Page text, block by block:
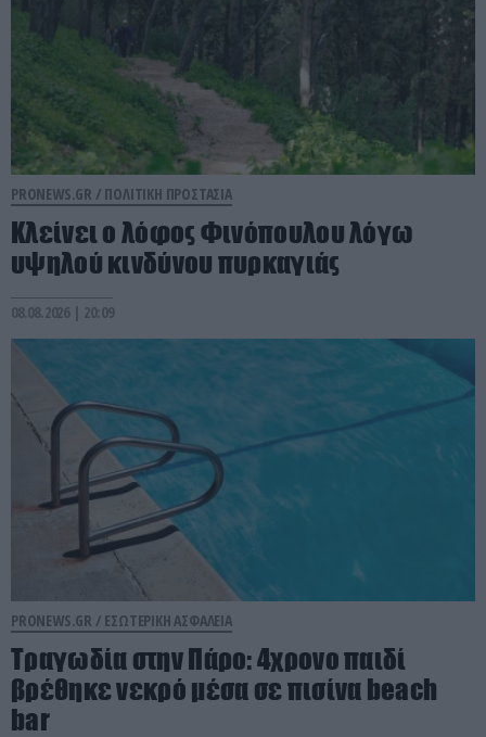
PRONEWS.GR / ΠΟΛΙΤΙΚΗ ΠΡΟΣΤΑΣΙΑ
Κλείνει ο λόφος Φινόπουλου λόγω
υψηλού κινδύνου πυρκαγιάς
08.08.2026 | 20:09
PRONEWS.GR / ΕΣΩΤΕΡΙΚΗ ΑΣΦΑΛΕΙΑ
Τραγωδία στην Πάρο: 4χρονο παιδί
βρέθηκε νεκρό μέσα σε πισίνα beach
bar